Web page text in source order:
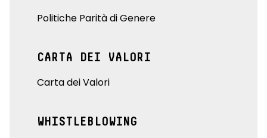
Politiche Parità di Genere
CARTA DEI VALORI
Carta dei Valori
WHISTLEBLOWING